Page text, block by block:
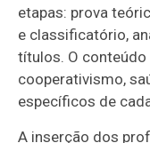
etapas: prova
e classificatório,
títulos. O conteúdo
cooperativismo,
específicos de
A inserção dos